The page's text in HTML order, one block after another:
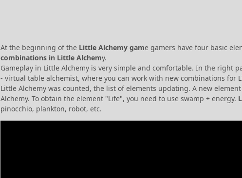
At the beginning of the Little Alchemy game gamers have four basic
combinations in Little Alchemy.
Gameplay in Little Alchemy is very simple and comfortable. In the right
- virtual table alchemist, where you can work with new combinations
Little Alchemy was counted, the list of elements updating. A new
Alchemy. To obtain the element "Life", you need to use swamp + energy.
pinocchio, plankton, robot, etc.